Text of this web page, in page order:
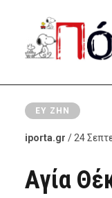
ΕΥ ΖΗΝ
iporta.gr / 24
Αγία